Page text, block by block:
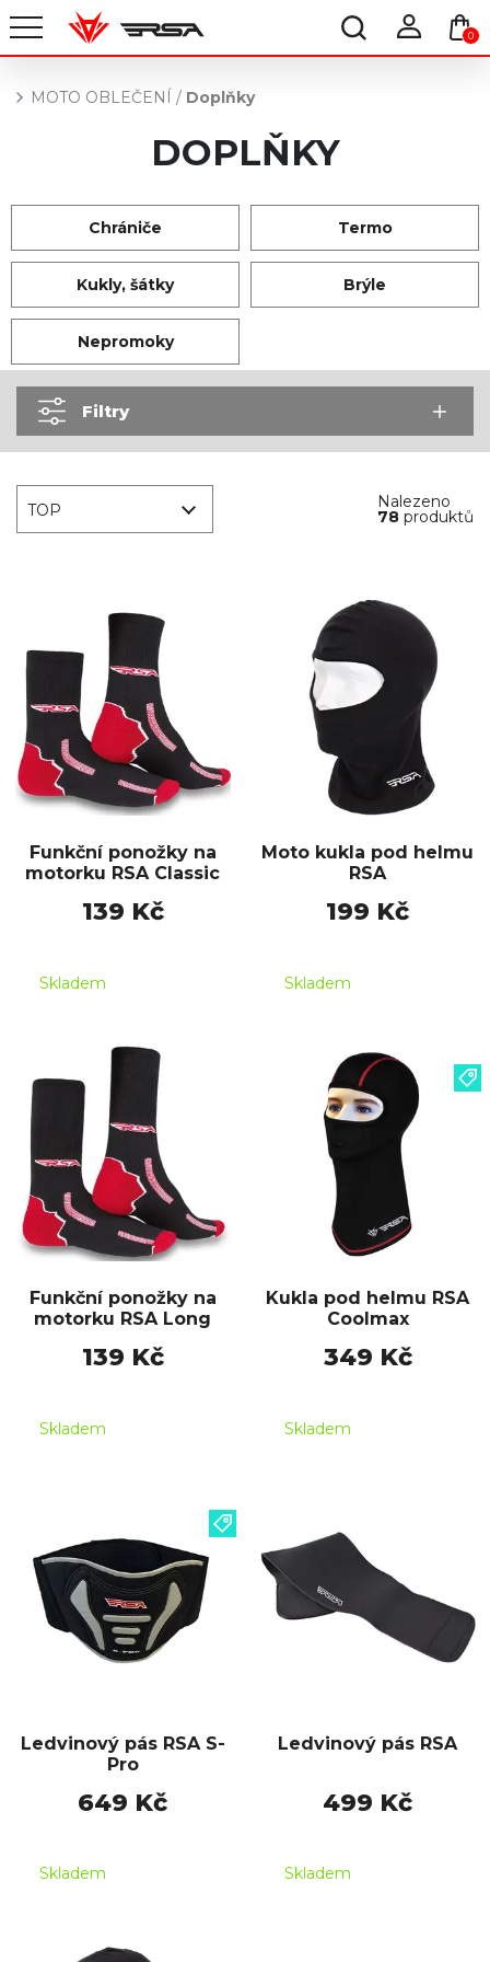
0
MOTO OBLEČENÍ / Doplňky
DOPLŇKY
Chrániče Termo
Kukly, šátky Brýle
Nepromoky
Filtry
Nalezeno
78 produktů
TOP
Funkční ponožky na
motorku RSA Classic
139 Kč
Skladem
Moto kukla pod helmu
RSA
199 Kč
Skladem
Funkční ponožky na
motorku RSA Long
139 Kč
Skladem
Kukla pod helmu RSA
Coolmax
349 Kč
Skladem
Ledvinový pás RSA S-
Pro
649 Kč
Skladem
Ledvinový pás RSA
499 Kč
Skladem